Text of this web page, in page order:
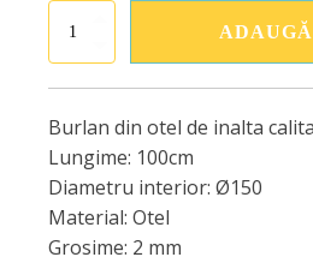
otel
dn150
100cm
Burlan din otel de inalta
Lungime: 100cm
Diametru interior: Ø150
Material: Otel
Grosime: 2 mm